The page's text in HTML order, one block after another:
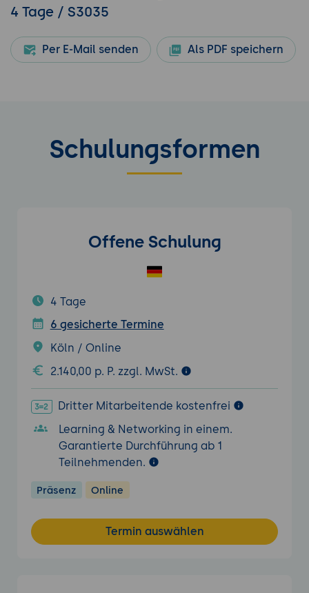
4 Tage / S3035
Per E-Mail senden Als PDF speichern
Schulungsformen
Offene Schulung
4 Tage
6 gesicherte Termine
Köln / Online
2.140,00 p. P. zzgl. MwSt.
Dritter Mitarbeitende kostenfrei
Learning & Networking in einem.
Garantierte Durchführung ab 1
Teilnehmenden.
Präsenz Online
Termin auswählen